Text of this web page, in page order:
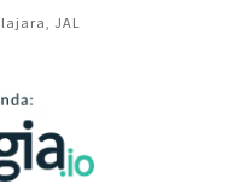
JAL